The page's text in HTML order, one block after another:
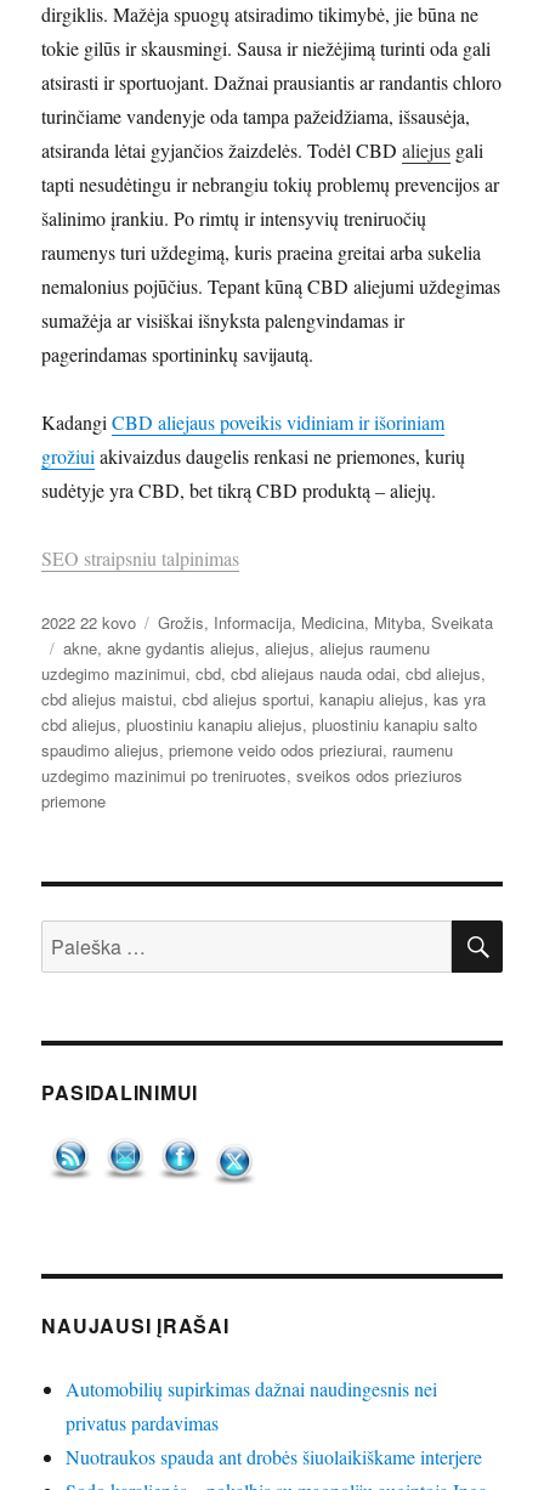
dirgiklis. Mažėja spuogų atsiradimo tikimybė, jie būna ne
tokie gilūs ir skausmingi. Sausa ir niežėjimą turinti oda gali
atsirasti ir sportuojant. Dažnai prausiantis ar randantis chloro
turinčiame vandenyje oda tampa pažeidžiama, išsausėja,
atsiranda lėtai gyjančios žaizdelės. Todėl CBDaliejus gali
tapti nesudėtingu ir nebrangiu tokių problemų prevencijos ar
šalinimo įrankiu. Po rimtų ir intensyvių treniruočių
raumenys turi uždegimą, kuris praeina greitai arba sukelia
nemalonius pojūčius. Tepant kūną CBD aliejumi uždegimas
sumažėja ar visiškai išnyksta palengvindamas ir
pagerindamas sportininkų savijautą.
KadangiCBD aliejaus poveikis vidiniam ir išoriniam
grožiuiakivaizdus daugelis renkasi ne priemones, kurių
sudėtyje yra CBD, bet tikrą CBD produktą – aliejų.
SEO straipsniu talpinimas
Paskelbta
2022 22 kovo Kategorijos
Grožis, Informacija, Medicina, Mityba,Sveikata
Žymos
akne,akne gydantis aliejus,aliejus,aliejus raumenu
uzdegimo mazinimui,cbd,cbd aliejaus nauda odai,cbd aliejus,
cbd aliejus maistui,cbd aliejus sportui,kanapiu aliejus,kas yra
cbd aliejus,pluostiniu kanapiu aliejus,pluostiniu kanapiu salto
spaudimo aliejus,priemone veido odos prieziurai, raumenu
uzdegimo mazinimui po treniruotes,sveikos odos prieziuros
priemone
Ieškoti:
PASIDALINIMUI
NAUJAUSI ĮRAŠAI
Automobilių supirkimas dažnai naudingesnis nei
privatus pardavimas
Nuotraukos spauda ant drobės šiuolaikiškame interjere